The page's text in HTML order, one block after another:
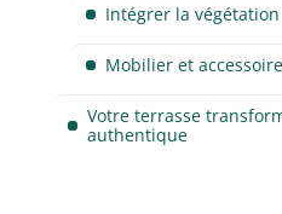
Intégrer la végétation
Mobilier et
Votre terrasse
authentique